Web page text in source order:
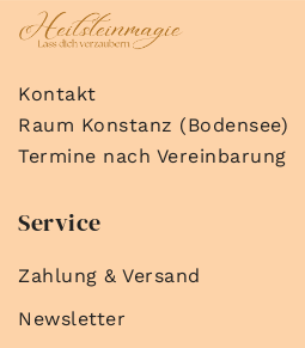
Kontakt
Raum Konstanz (Bodensee)
Termine nach Vereinbarung
Service
Zahlung & Versand
Newsletter